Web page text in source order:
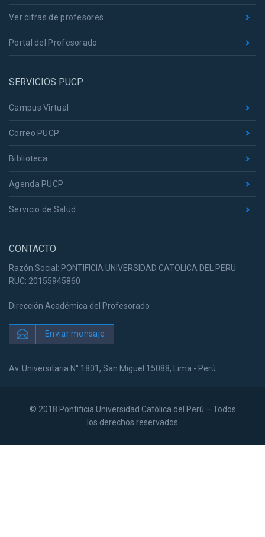
Ver cifras de profesores
Portal del Profesorado
SERVICIOS PUCP
Campus Virtual
Correo PUCP
Biblioteca
Agenda PUCP
Servicio de Salud
CONTACTO
Razón Social: PONTIFICIA UNIVERSIDAD CATOLICA DEL PERU
RUC: 20155945860
Dirección Académica del Profesorado
Enviar mensaje
Av. Universitaria N° 1801, San Miguel 15088, Lima - Perú
© 2018 Pontificia Universidad Católica del Perú – Todos
los derechos reservados